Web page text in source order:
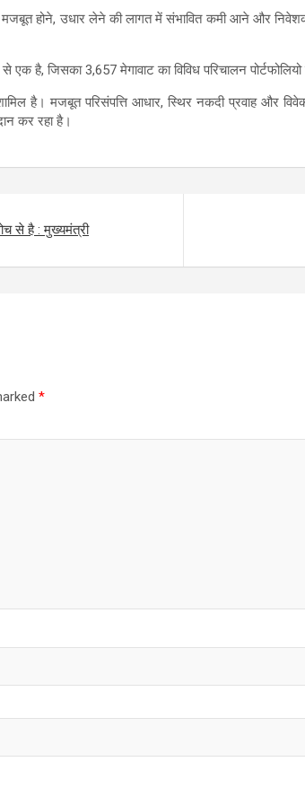
होने, उधार लेने की लागत में संभावित कमी आने और
है, जिसका 3,657 मेगावाट का विविध परिचालन
है। मजबूत परिसंपत्ति आधार, स्थिर नकदी प्रवाह और
कर रहा है।
से है : मुख्यमंत्री
*